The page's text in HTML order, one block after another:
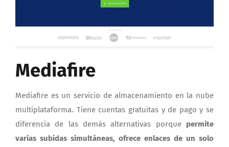
Mediafire
Mediafire es un servicio de almacenamiento en la nube
multiplataforma. Tiene cuentas gratuitas y de pago y se
diferencia de las demás alternativas porque permite
varias subidas simultáneas, ofrece enlaces de un solo